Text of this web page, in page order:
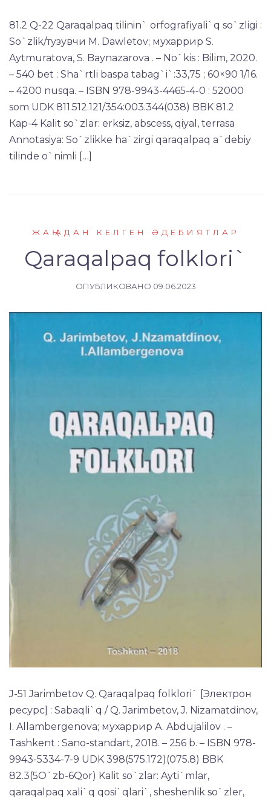
81.2 Q-22 Qaraqalpaq tilinin` orfografiyali`q so`zligi :
So`zlik/тузувчи M. Dawletov; мухаррир S.
Aytmuratova, S. Baynazarova . – No`kis : Bilim, 2020.
– 540 bet : Sha`rtli baspa tabag`i`:33,75 ; 60×90 1/16.
– 4200 nusqa. – ISBN 978-9943-4465-4-0 : 52000
som UDK 811.512.121/354:003.344(038) BBK 81.2
Кар-4 Kalit so`zlar: erksiz, abscess, qiyal, terrasa
Annotasiya: So`zlikke ha`zirgi qaraqalpaq a`debiy
tilinde o`nimli […]
ЖАҢАДАН КЕЛГЕН ӘДЕБИЯТЛАР
Qaraqalpaq folklori`
ОПУБЛИКОВАНО 09.06.2023
J-51 Jarimbetov Q. Qaraqalpaq folklori` [Электрон
ресурс] : Sabaqli`q / Q. Jarimbetov, J. Nizamatdinov,
I. Allambergenova; мухаррир A. Abdujalilov . –
Tаshkent : Sano-standart, 2018. – 256 b. – ISBN 978-
9943-5334-7-9 UDK 398(575.172)(075.8) BBK
82.3(5О`zb-6Qor) Kalit so`zlar: Ayti`mlar,
qaraqalpaq xali`q qosi`qlari`, sheshenlik so`zler,